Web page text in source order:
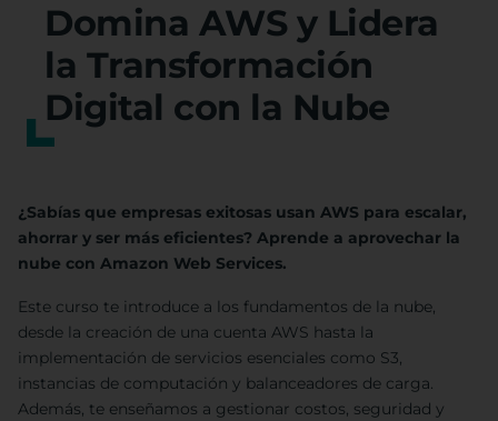
Domina AWS y Lidera
la Transformación
Digital con la Nube
¿Sabías que empresas exitosas usan AWS para escalar,
ahorrar y ser más eficientes? Aprende a aprovechar la
nube con Amazon Web Services.
Este curso te introduce a los fundamentos de la nube,
desde la creación de una cuenta AWS hasta la
implementación de servicios esenciales como S3,
instancias de computación y balanceadores de carga.
Además, te enseñamos a gestionar costos, seguridad y